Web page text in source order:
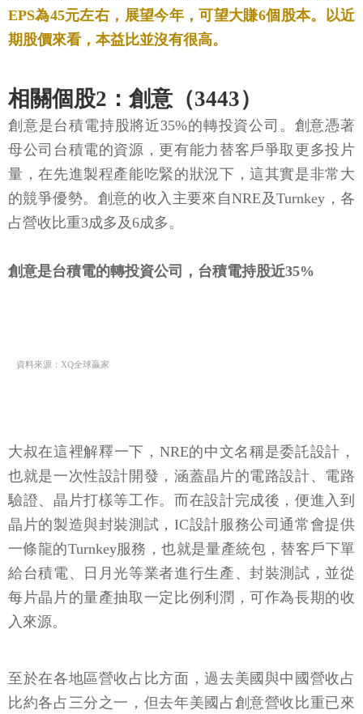
EPS為45元左右，展望今年，可望大賺6個股本。以近
期股價來看，本益比並沒有很高。
相關個股2：創意（3443）
創意是台積電持股將近35%的轉投資公司。創意憑著
母公司台積電的資源，更有能力替客戶爭取更多投片
量，在先進製程產能吃緊的狀況下，這其實是非常大
的競爭優勢。創意的收入主要來自NRE及Turnkey，各
占營收比重3成多及6成多。
創意是台積電的轉投資公司，台積電持股近35%
資料來源：XQ全球贏家
大叔在這裡解釋一下，NRE的中文名稱是委託設計，
也就是一次性設計開發，涵蓋晶片的電路設計、電路
驗證、晶片打樣等工作。而在設計完成後，便進入到
晶片的製造與封裝測試，IC設計服務公司通常會提供
一條龍的Turnkey服務，也就是量產統包，替客戶下單
給台積電、日月光等業者進行生產、封裝測試，並從
每片晶片的量產抽取一定比例利潤，可作為長期的收
入來源。
至於在各地區營收占比方面，過去美國與中國營收占
比約各占三分之一，但去年美國占創意營收比重已來